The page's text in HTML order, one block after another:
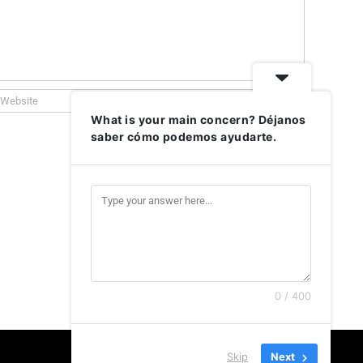
What is your main concern? Déjanos
saber cómo podemos ayudarte.
0 / 400
Skip Next